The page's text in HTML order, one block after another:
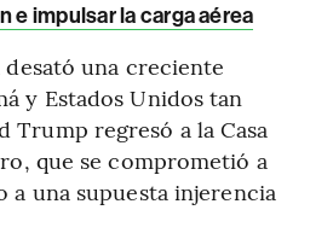
e impulsar la carga aérea
una creciente
y Estados Unidos tan
regresó a la Casa
que se comprometió a
a una supuesta injerencia